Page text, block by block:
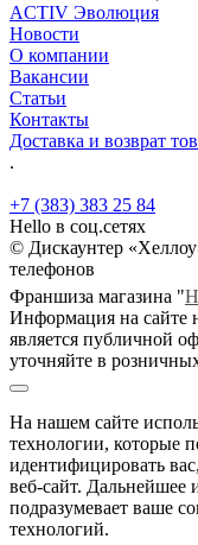
ACTIV Эволюция
Новости
О компании
Вакансии
Статьи
Контакты
Доставка и возврат
.
+7 (383) 383 25 84
Hello в соц.сетях
© Дискаунтер
телефонов
Франшиза магазина "
Информация на сайте
является публичной
уточняйте в
На нашем сайте
технологии, которые
идентифицировать
веб-сайт. Дальнейшее
подразумевает ваше
технологий.